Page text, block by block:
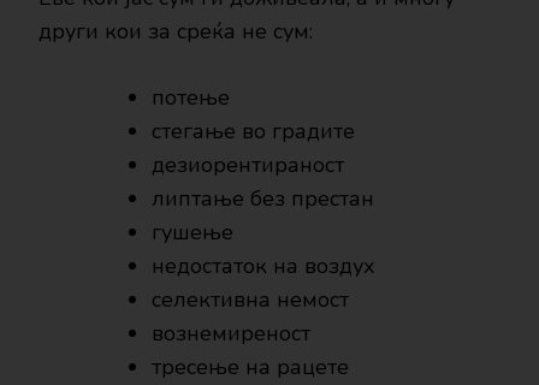
други кои за среќа не сум:
потење
стегање во градите
дезиорентираност
липтање без престан
гушење
недостаток на воздух
селективна немост
вознемиреност
тресење на рацете